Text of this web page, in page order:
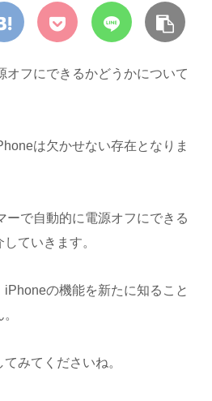
オフにできるかどうかについて
は欠かせない存在となりま
ーで自動的に電源オフにできる
ていきます。
の機能を新たに知ること
みてくださいね。